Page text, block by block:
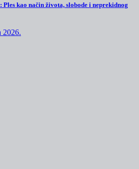
kao način života, slobode i neprekidnog
2026.